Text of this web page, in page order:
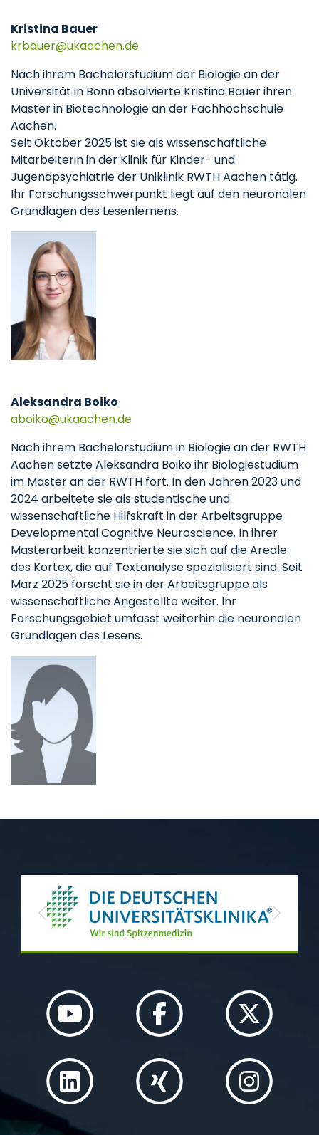
Kristina Bauer
krbauer
ukaachende
Nach ihrem Bachelorstudium der Biologie an der
Universität in Bonn absolvierte Kristina Bauer ihren
Master in Biotechnologie an der Fachhochschule
Aachen.
Seit Oktober 2025 ist sie als wissenschaftliche
Mitarbeiterin in der Klinik für Kinder- und
Jugendpsychiatrie der Uniklinik RWTH Aachen tätig.
Ihr Forschungsschwerpunkt liegt auf den neuronalen
Grundlagen des Lesenlernens.
Aleksandra Boiko
aboiko
ukaachende
Nach ihrem Bachelorstudium in Biologie an der RWTH
Aachen setzte Aleksandra Boiko ihr Biologiestudium
im Master an der RWTH fort. In den Jahren 2023 und
2024 arbeitete sie als studentische und
wissenschaftliche Hilfskraft in der Arbeitsgruppe
Developmental Cognitive Neuroscience. In ihrer
Masterarbeit konzentrierte sie sich auf die Areale
des Kortex, die auf Textanalyse spezialisiert sind. Seit
März 2025 forscht sie in der Arbeitsgruppe als
wissenschaftliche Angestellte weiter. Ihr
Forschungsgebiet umfasst weiterhin die neuronalen
Grundlagen des Lesens.
Previous Next